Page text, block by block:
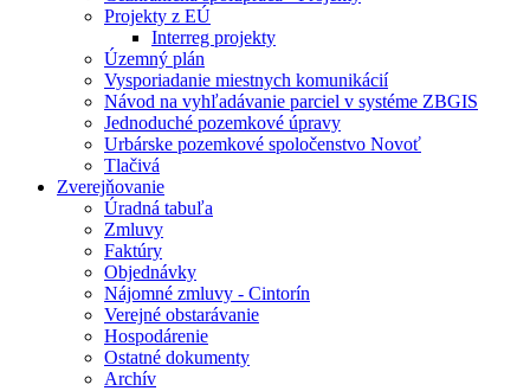
Projekty z EÚ
Interreg projekty
Územný plán
Vysporiadanie miestnych komunikácií
Návod na vyhľadávanie parciel v systéme ZBGIS
Jednoduché pozemkové úpravy
Urbárske pozemkové spoločenstvo Novoť
Tlačivá
Zverejňovanie
Úradná tabuľa
Zmluvy
Faktúry
Objednávky
Nájomné zmluvy - Cintorín
Verejné obstarávanie
Hospodárenie
Ostatné dokumenty
Archív